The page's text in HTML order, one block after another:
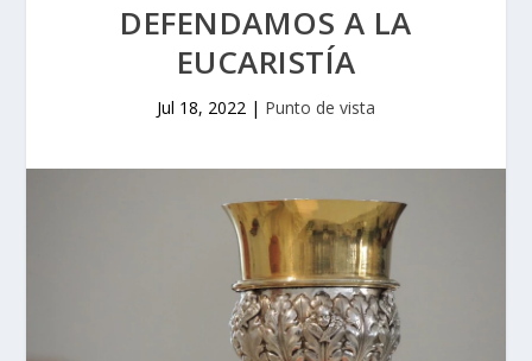
DEFENDAMOS A LA
EUCARISTÍA
Jul 18, 2022 | Punto de vista